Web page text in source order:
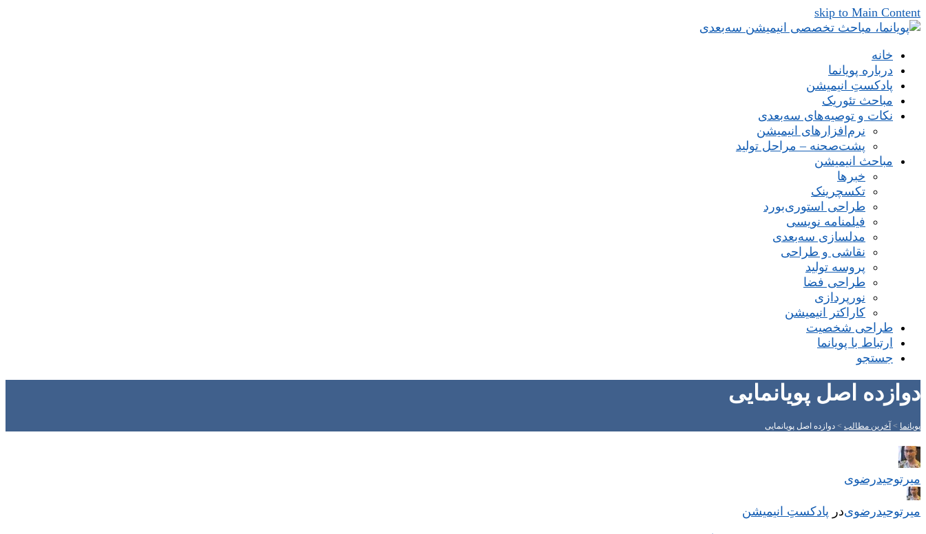
skip to Main Content
خانه
درباره پویانما
پادکستِ انیمیشن
مباحث تئوریک
نکات و توصیه‌های‌ سه‌بعدی
نرم‌افزارهای انیمیشن
پشت‌صحنه – مراحل تولید
مباحث انیمیشن
خبرها
تکسچرینک
طراحی استوری‌بورد
فیلمنامه نویسی
مدلسازی سه‌بعدی
نقاشی و طراحی
پروسه تولید
طراحی فضا
نورپردازی
کاراکتر انیمیشن
طراحی شخصیت
ارتباط با پویانما
جستجو
دوازده اصل پویانمایی
پویانما > آخرین مطالب > دوازده اصل پویانمایی
میر‌توحیدرضوی
میر‌توحیدرضویدر پادکستِ انیمیشن